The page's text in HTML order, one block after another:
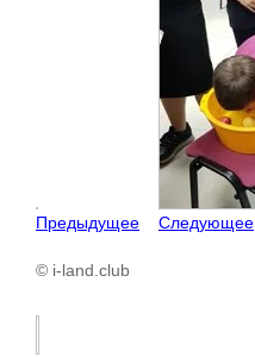
Предыдущее Следующее
© i-land.club